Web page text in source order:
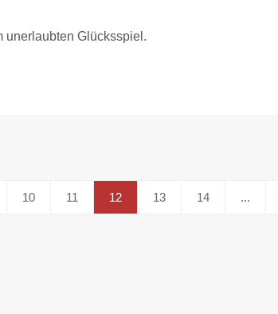
unerlaubten Glücksspiel.
10 11 12 13 14 ...